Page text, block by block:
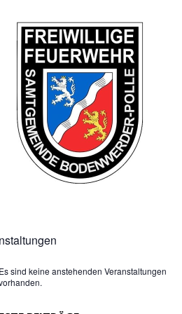
Es sind keine anstehenden Veranstaltungen